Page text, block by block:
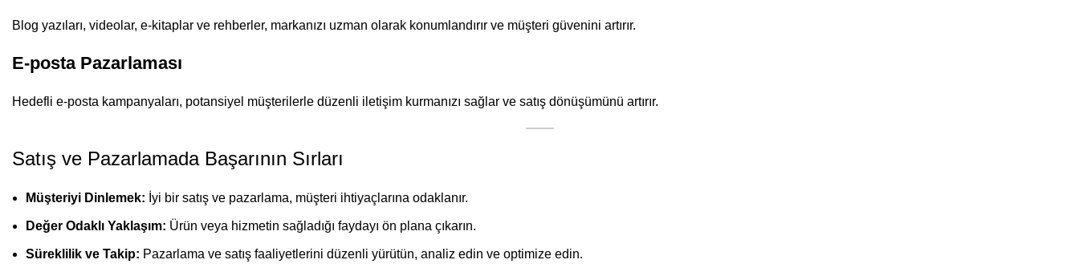
Blog yazıları, videolar, e-kitaplar ve rehberler, markanızı uzman olarak konumlandırır ve müşteri güvenini artırır.
E-posta Pazarlaması
Hedefli e-posta kampanyaları, potansiyel müşterilerle düzenli iletişim kurmanızı sağlar ve satış dönüşümünü artırır.
Satış ve Pazarlamada Başarının Sırları
Müşteriyi Dinlemek: İyi bir satış ve pazarlama, müşteri ihtiyaçlarına odaklanır.
Değer Odaklı Yaklaşım: Ürün veya hizmetin sağladığı faydayı ön plana çıkarın.
Süreklilik ve Takip: Pazarlama ve satış faaliyetlerini düzenli yürütün, analiz edin ve optimize edin.